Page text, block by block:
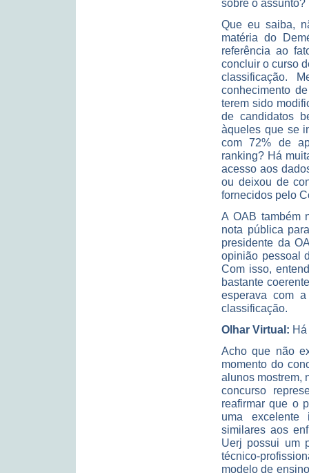
sobre o assunto?
Que eu saiba,
matéria do
referência ao
concluir o curso
classificação.
conhecimento
terem sido
de candidatos
àqueles que se
com 72% de
ranking? Há
acesso aos
ou deixou de
fornecidos pelo
A OAB também
nota pública
presidente da
opinião pessoal
Com isso,
bastante
esperava com
classificação.
Olhar Virtual:
Acho que não
momento do
alunos mostrem,
concurso
reafirmar que o
uma excelente
similares aos
Uerj possui um
técnico-
modelo de